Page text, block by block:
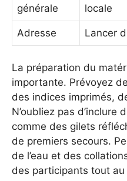
générale
locale
Adresse Lancer
La préparation du
importante. Prévoyez
des indices imprimés,
N’oubliez pas d’inclure
comme des gilets
de premiers secours.
de l’eau et des
des participants tout au